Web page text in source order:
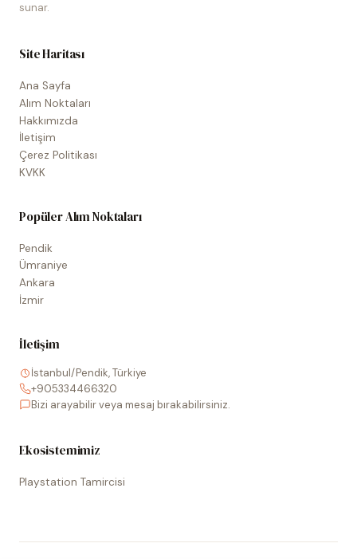
sunar.
Site Haritası
Ana Sayfa
Alım Noktaları
Hakkımızda
İletişim
Çerez Politikası
KVKK
Popüler Alım Noktaları
Pendik
Ümraniye
Ankara
İzmir
İletişim
İstanbul/Pendik, Türkiye
+905334466320
Bizi arayabilir veya mesaj bırakabilirsiniz.
Ekosistemimiz
Playstation Tamircisi